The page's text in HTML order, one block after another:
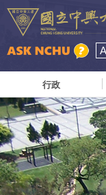
行政